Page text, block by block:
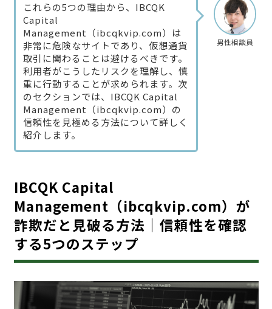
男性相談員
これらの5つの理由から、IBCQK
Capital
Management（ibcqkvip.com）は
非常に危険なサイトであり、仮想通貨
取引に関わることは避けるべきです。
利用者がこうしたリスクを理解し、慎
重に行動することが求められます。次
のセクションでは、IBCQK Capital
Management（ibcqkvip.com）の
信頼性を見極める方法について詳しく
紹介します。
IBCQK Capital
Management（ibcqkvip.com）が
詐欺だと見破る方法｜信頼性を確認
する5つのステップ